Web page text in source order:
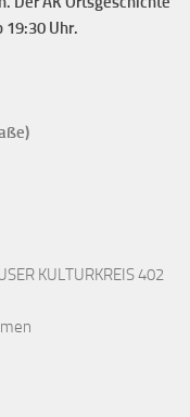
Uhr.
KULTURKREIS 402